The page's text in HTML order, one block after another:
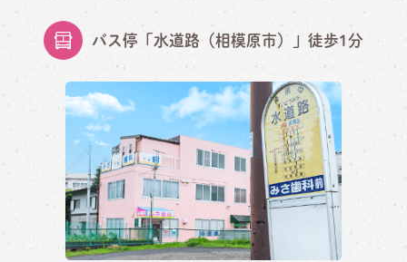
バス停「水道路（相模原市）」徒歩1分